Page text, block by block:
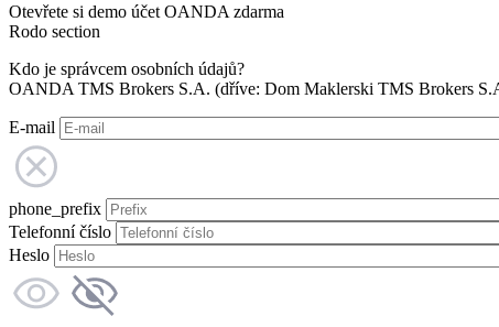
Otevřete si demo účet OANDA zdarma
Rodo section
Kdo je správcem osobních údajů?
OANDA TMS Brokers S.A. (dříve: Dom Maklerski TMS Brokers
E-mail
phone_prefix
Telefonní číslo
Heslo